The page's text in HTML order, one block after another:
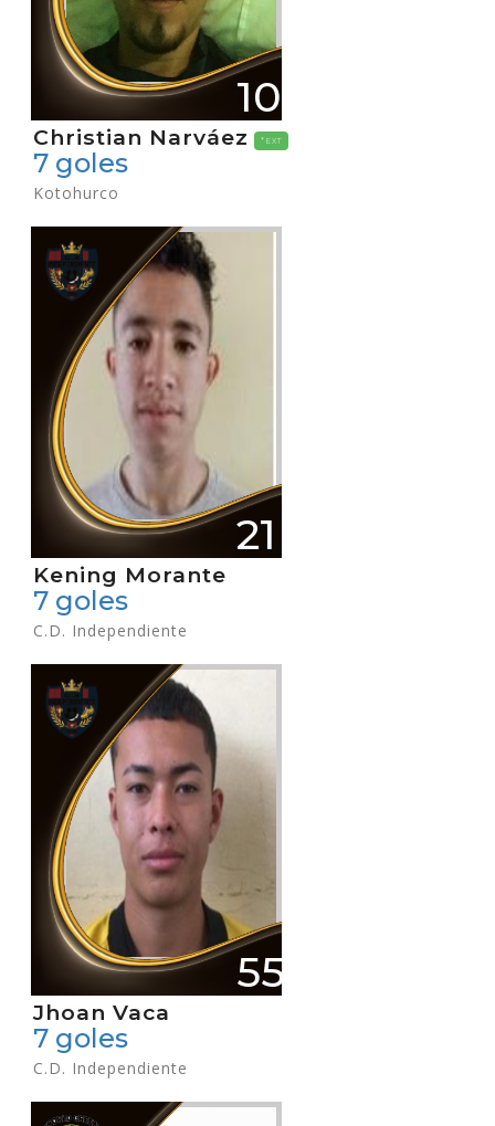
10
Christian Narváez *EXT
7 goles
Kotohurco
21
Kening Morante
7 goles
C.D. Independiente
55
Jhoan Vaca
7 goles
C.D. Independiente